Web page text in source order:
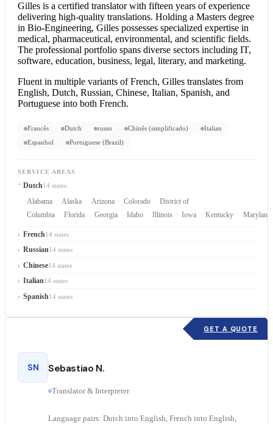
Gilles is a certified translatorwith fifteen years of experience
delivering high-quality translations. Holding a Masters degree
in Bio-Engineering, Gilles possesses specialized expertise in
medical, pharmaceutical, environmental, and scientific fields.
The professional portfolio spans diverse sectors including IT,
software, education, business, legal, literary, and marketing.
Fluent in multiple variants of French, Gilles translates from
English, Dutch, Russian, Chinese, Italian, Spanish, and
Portuguese into both French.
Francês Dutch russo Chinês (simplificado)
Italian
Espanhol
Portuguese (Brazil)
SERVICE AREAS
Dutch14 states
Alabama Alaska Arizona Colorado
District of
Columbia
Florida Georgia Idaho Illinois Iowa Kentucky Maryland
French14 states
Russian14 states
Chinese14 states
Italian14 states
Spanish14 states
GET A QUOTE
SN Sebastiao N.
Translator & Interpreter
Language pairs: Dutch into English, French into English,